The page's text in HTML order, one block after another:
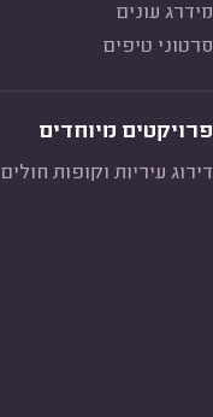
מידרג עונים
סרטוני טיפים
פרויקטים מיוחדים
דירוג עיריות וקופות חולים